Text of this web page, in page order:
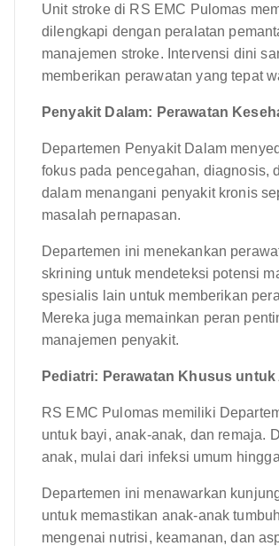
Unit stroke di RS EMC Pulomas
dilengkapi dengan peralatan
manajemen stroke. Intervensi dini
memberikan perawatan yang tepat
Penyakit Dalam: Perawatan
Departemen Penyakit Dalam
fokus pada pencegahan, diagnosis,
dalam menangani penyakit kronis
masalah pernapasan.
Departemen ini menekankan
skrining untuk mendeteksi potensi
spesialis lain untuk memberikan
Mereka juga memainkan peran
manajemen penyakit.
Pediatri: Perawatan Khusus untuk
RS EMC Pulomas memiliki
untuk bayi, anak-anak, dan remaja.
anak, mulai dari infeksi umum
Departemen ini menawarkan
untuk memastikan anak-anak
mengenai nutrisi, keamanan, dan